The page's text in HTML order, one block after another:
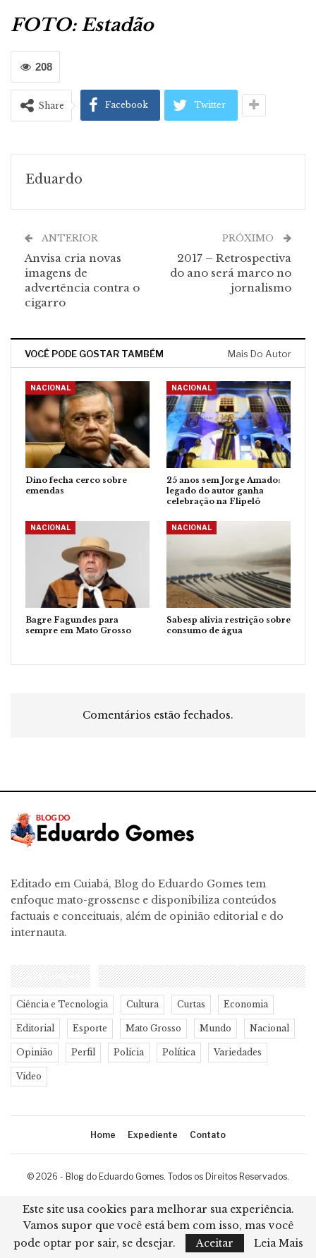
FOTO: Estadão
208
Share Facebook Twitter
Eduardo
ANTERIOR
Anvisa cria novas
imagens de
advertência contra o
cigarro
PRÓXIMO
2017 – Retrospectiva
do ano será marco no
jornalismo
VOCÊ PODE GOSTAR TAMBÉM Mais Do Autor
NACIONAL
Dino fecha cerco sobre
emendas
NACIONAL
25 anos sem Jorge Amado:
legado do autor ganha
celebração na Flipelô
NACIONAL
Bagre Fagundes para
sempre em Mato Grosso
NACIONAL
Sabesp alivia restrição sobre
consumo de água
Comentários estão fechados.
Editado em Cuiabá, Blog do Eduardo Gomes tem
enfoque mato-grossense e disponibiliza conteúdos
factuais e conceituais, além de opinião editorial e do
internauta.
CATEGORIAS
Ciência e Tecnologia Cultura Curtas Economia
Editorial Esporte Mato Grosso Mundo Nacional
Opinião Perfil Polícia Política Variedades
Vídeo
Home Expediente Contato
© 2026 - Blog do Eduardo Gomes. Todos os Direitos Reservados.
Desenvolvimento:Ricard Cristian
Este site usa cookies para melhorar sua experiência.
Vamos supor que você está bem com isso, mas você
pode optar por sair, se desejar.
Aceitar Leia Mais